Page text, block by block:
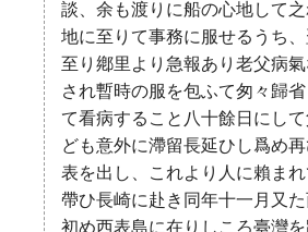
談、余も渡りに船の心地して
地に至りて事務に服せるうち
至り鄕里より急報あり老父病
され暫時の服を包ふて匆々歸
て看病すること八十餘日にし
ども意外に滯留長延ひし爲め
表を出し、これより人に賴ま
帶ひ長崎に赴き同年十一月又